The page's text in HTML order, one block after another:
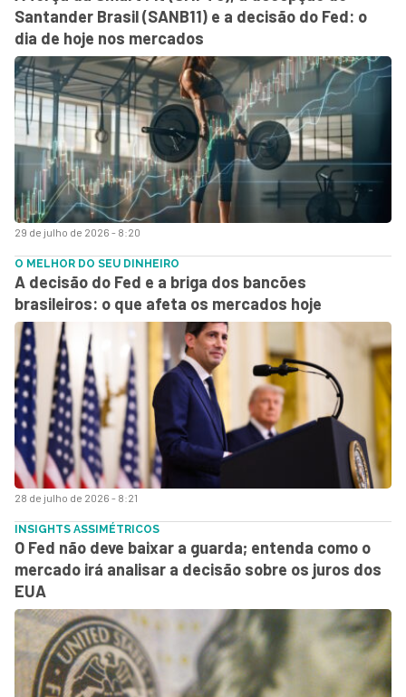
29 de julho de 2026 - 8:20
Santander Brasil (SANB11) e a decisão do Fed: o
dia de hoje nos mercados
28 de julho de 2026 - 8:21
O MELHOR DO SEU DINHEIRO
A decisão do Fed e a briga dos bancões
brasileiros: o que afeta os mercados hoje
INSIGHTS ASSIMÉTRICOS
O Fed não deve baixar a guarda; entenda como o
mercado irá analisar a decisão sobre os juros dos
EUA